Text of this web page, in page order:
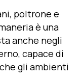
poltrone e
è una
anche negli
capace di
gli ambienti